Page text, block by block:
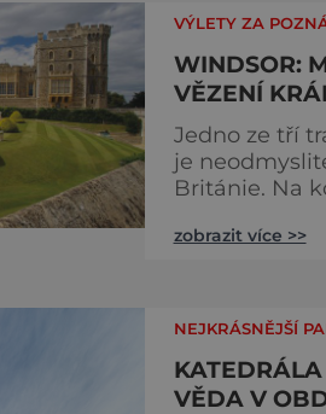
skrývá se v
VÝLETY ZA
WINDSOR:
VĚZENÍ
Jedno ze tří
je
Británie. Na kopci u městečka Windsor v jižní
gigantická
kteří by chtěli
zobrazit více >>
NEJKRÁSNĚJŠÍ
VĚDA V